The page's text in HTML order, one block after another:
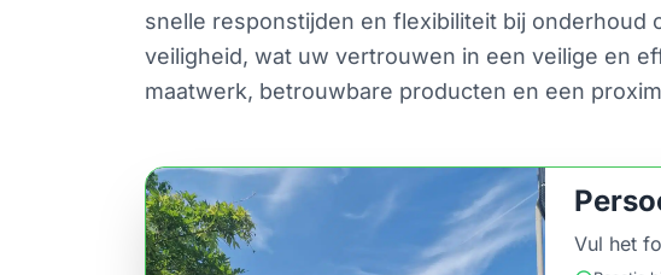
snelle responstijden en flexibiliteit bij
veiligheid, wat uw vertrouwen in een veilige en
maatwerk, betrouwbare producten en een
Vul het